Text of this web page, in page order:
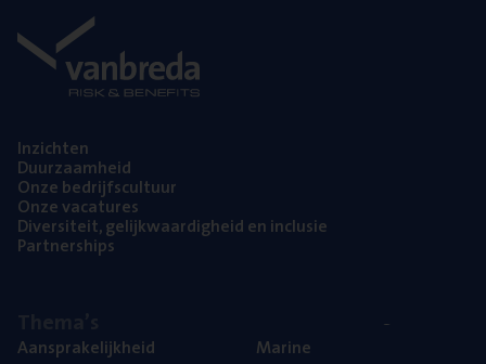
Inzich­ten
Duur­zaam­heid
Onze bedrijfs­cul­tuur
Onze vaca­tu­res
Diver­si­teit, gelijk­waar­dig­heid en inclusie
Part­ner­ships
Aan­spra­ke­lijk­heid
Mari­ne